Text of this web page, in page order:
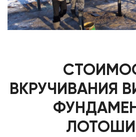
ВКРУЧИВАНИЯ